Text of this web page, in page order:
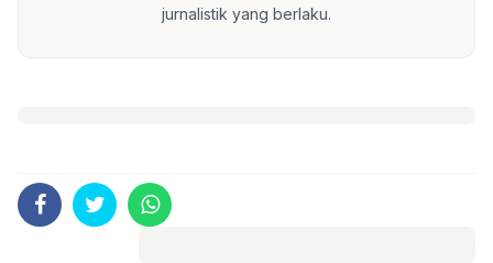
jurnalistik yang berlaku.